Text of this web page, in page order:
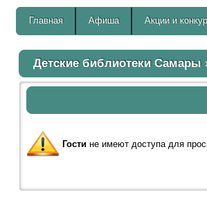
Главная Афиша Акции и
Детские библиотеки Самары
Гостине имеют доступа для